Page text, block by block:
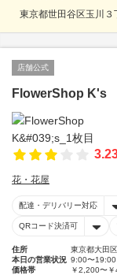
東京都世田谷区玉川３
店舗公式
FlowerShop K's
花・花屋
配達・デリバリー対応
QRコード決済可
住所
東京都大田
本日の営業状況 9:00〜19:00
価格帯
￥2,200〜